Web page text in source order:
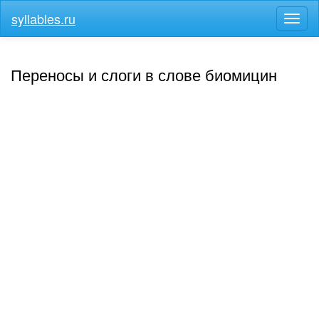
меню
syllables.ru
Переносы и слоги в слове биомицин